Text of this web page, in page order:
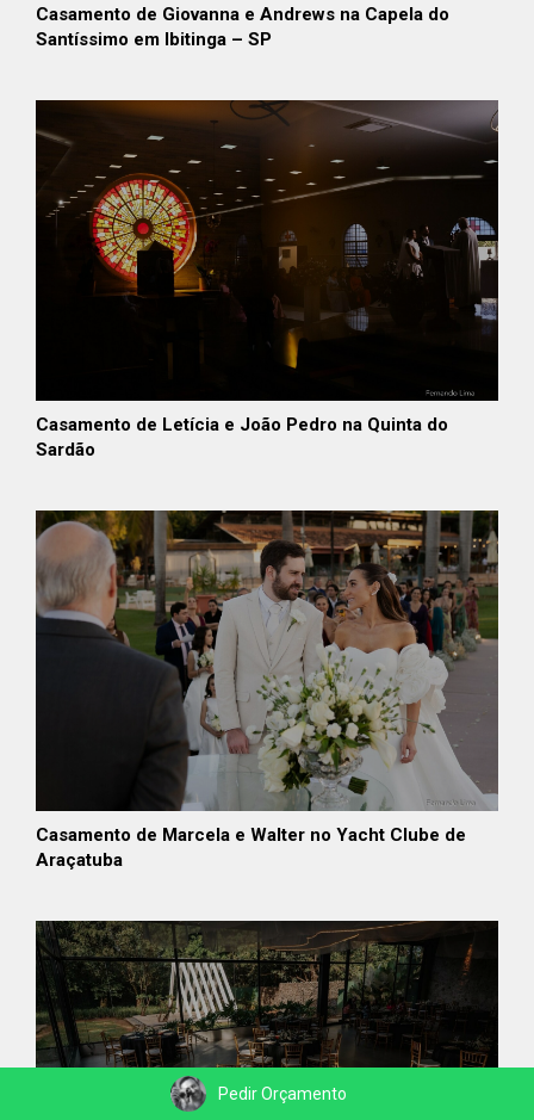
Casamento de Giovanna e Andrews na Capela do
Santíssimo em Ibitinga – SP
Casamento de Letícia e João Pedro na Quinta do
Sardão
Casamento de Marcela e Walter no Yacht Clube de
Araçatuba
Pedir Orçamento